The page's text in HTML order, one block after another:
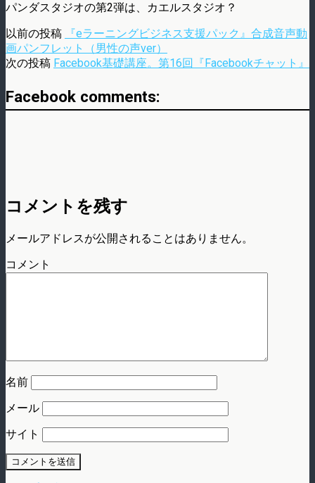
パンダスタジオの第2弾は、カエルスタジオ？
以前の投稿
『eラーニングビジネス支援パック』合成音声動
画パンフレット（男性の声ver）
次の投稿 Facebook基礎講座。第16回『Facebookチャット』
Facebook comments:
コメントを残す
メールアドレスが公開されることはありません。
コメント
名前
メール
サイト